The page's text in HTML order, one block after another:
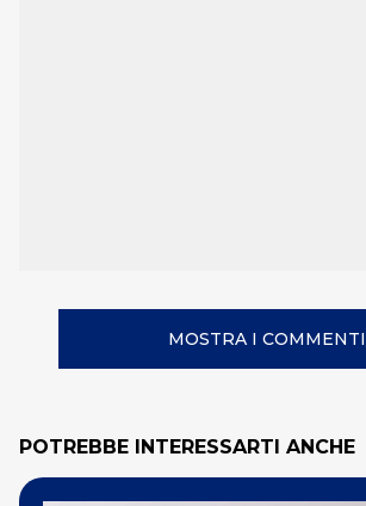
MOSTRA I COMMENTI
POTREBBE INTERESSARTI ANCHE